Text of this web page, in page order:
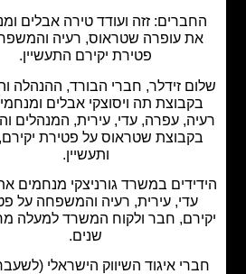
זזה ועודד טירה אבלים ומנחמים
עופרה שטראוס, רעיה והמשפחה על
פטירת יקירם התעשיין.
זידלר, חברי הבורד, ההנהלה והעובדים
תה ויסוצקי אבלים ומנחמים את
עפרה, עדי, עירית, המנהלים והעובדים
שטראוס על פטירת יקירם, חבר
במשרד גורניצקי מנחמים את עפרה,
עדי, עירית, רעיה והמשפחה על פטירת
חבר ולקוח המשרד למעלה מחמישים
איגוד השיווק הישראלי (לשעבר איגוד